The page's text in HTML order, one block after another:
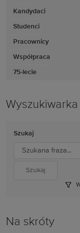
Kandydaci
Studenci
Pracownicy
Współpraca
75-lecie
Wyszukiwarka
Szukaj
Na skróty